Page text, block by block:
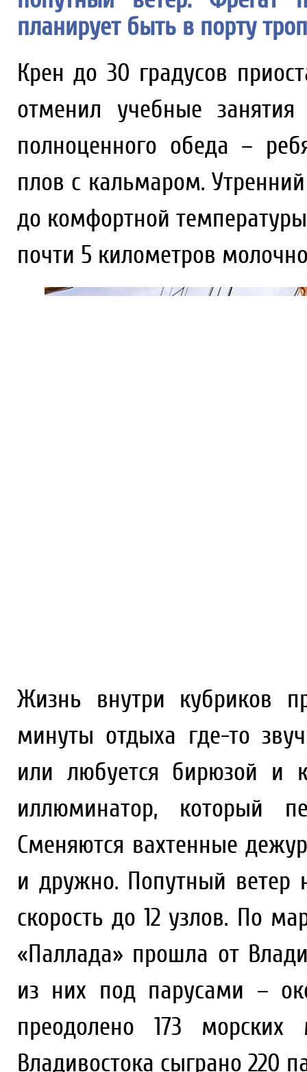
планирует быть в порту
Крен до 30 градусов
отменил учебные
полноценного обеда –
плов с кальмаром.
до комфортной
почти 5 километров
Жизнь внутри кубриков
минуты отдыха где-то
или любуется бирюзой и
иллюминатор, который
Сменяются вахтенные
и дружно. Попутный ветер
скорость до 12 узлов. По
«Паллада» прошла от
из них под парусами –
преодолено 173
Владивостока сыграно 220